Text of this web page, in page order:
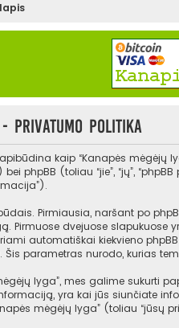
- Privatumo politika
kaip “Kanapės mėgėjų
phpBB (toliau “jie”, “jų”,
Pirmiausia, naršant po
Pirmuose dvejuose
automatiškai kiekvieno
Šis parametras nurodo, kurias
lyga”, mes galime sukurti
yra kai jūs siunčiate
mėgėjų lyga” (toliau “jūsų